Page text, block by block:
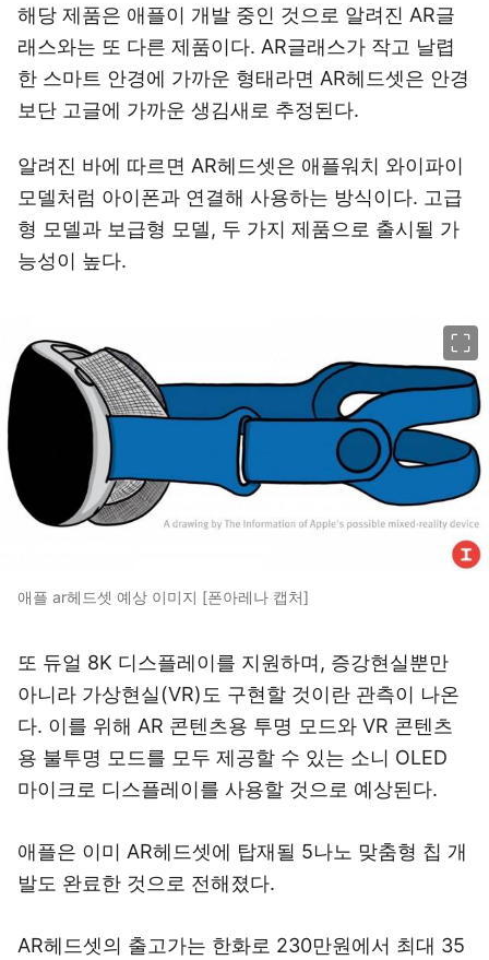
해당 제품은 애플이 개발 중인 것으로 알려진 AR글
래스와는 또 다른 제품이다. AR글래스가 작고 날렵
한 스마트 안경에 가까운 형태라면 AR헤드셋은 안경
보단 고글에 가까운 생김새로 추정된다.
알려진 바에 따르면 AR헤드셋은 애플워치 와이파이
모델처럼 아이폰과 연결해 사용하는 방식이다. 고급
형 모델과 보급형 모델, 두 가지 제품으로 출시될 가
능성이 높다.
애플 ar헤드셋 예상 이미지 [폰아레나 캡처]
또 듀얼 8K 디스플레이를 지원하며, 증강현실뿐만
아니라 가상현실(VR)도 구현할 것이란 관측이 나온
다. 이를 위해 AR 콘텐츠용 투명 모드와 VR 콘텐츠
용 불투명 모드를 모두 제공할 수 있는 소니 OLED
마이크로 디스플레이를 사용할 것으로 예상된다.
애플은 이미 AR헤드셋에 탑재될 5나노 맞춤형 칩 개
발도 완료한 것으로 전해졌다.
AR헤드셋의 출고가는 한화로 230만원에서 최대 35